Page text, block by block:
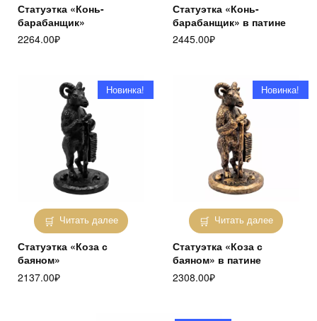
Статуэтка «Конь-
барабанщик»
2264.00₽
Статуэтка «Конь-
барабанщик» в патине
2445.00₽
Читать далее
Новинка!
Статуэтка «Коза с
баяном»
2137.00₽
Читать далее
Новинка!
Статуэтка «Коза с
баяном» в патине
2308.00₽